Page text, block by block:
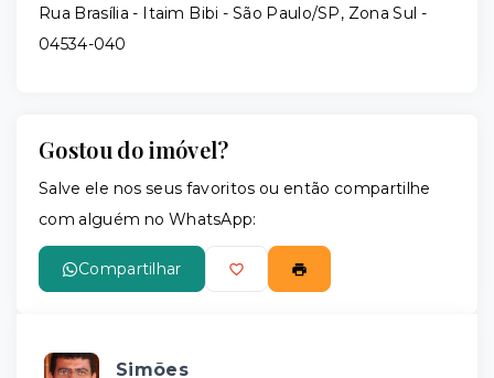
Rua Brasília - Itaim Bibi - São Paulo/SP, Zona Sul -
04534-040
Gostou do imóvel?
Salve ele nos seus favoritos ou então compartilhe
com alguém no WhatsApp:
Compartilhar
Simões